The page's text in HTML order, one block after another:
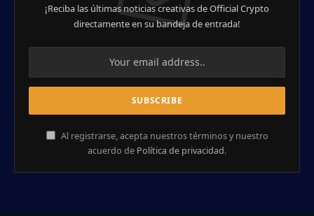
¡Reciba las últimas noticias creativas de Official Crypto
directamente en su bandeja de entrada!
Al registrarse, acepta nuestros términos y nuestro
acuerdo de Política de privacidad.